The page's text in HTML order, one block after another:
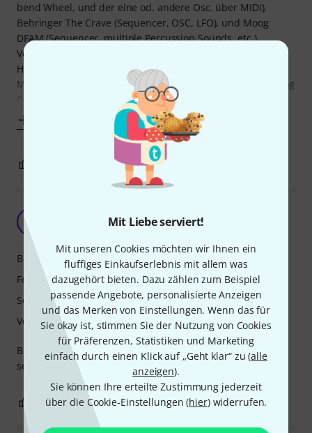
Mit Liebe serviert!
Mit unseren Cookies möchten wir Ihnen ein
fluffiges Einkaufserlebnis mit allem was
dazugehört bieten. Dazu zählen zum Beispiel
passende Angebote, personalisierte Anzeigen
und das Merken von Einstellungen. Wenn das für
Sie okay ist, stimmen Sie der Nutzung von Cookies
für Präferenzen, Statistiken und Marketing
einfach durch einen Klick auf „Geht klar“ zu (alle
anzeigen).
Sie können Ihre erteilte Zustimmung jederzeit
über die Cookie-Einstellungen (hier) widerrufen.
bend Wheel, und der eine od. andere Osc. über MIDI),
Behringer The Crave (Sequencer, OSC, LFO), und Moog
DFAM (Sequencer, multiple Percussion Sounds, etc.)
Vor der Endstufe Dreadbox Darkness (faszinierendes
Hallgerät).
Mit Drone - Sounds und einem 8-steps Rhythmus vom Moog
DFAM, und dem Hall begann ich meine 1te
BEWERTUNG MELDEN
Sehr guter Sound
Thorsten303 09.12.2023
Bin echt begeistert vom Sound. Verarbeitung ist top. Klingt
sehr frisch. Hat viel Bass und ist gut zu bedienen.
Bedienung
Features
Sound
Verarbeitung
2 BEWERTUNG MELDEN